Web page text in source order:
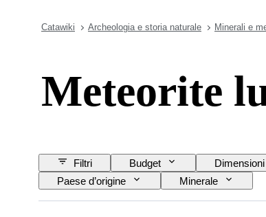
Catawiki Archeologia e storia naturale Minerali e
Meteorite
Filtri Budget Dimensioni
Paese d’origine
Minerale